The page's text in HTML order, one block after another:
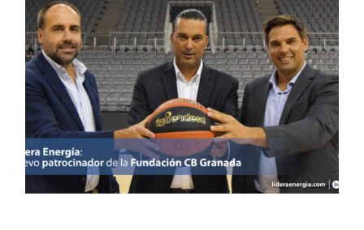
Actualidad
Contacto
ACCESO
La Fundación CB Granada
y Greening Group unen
fuerzas
Noticias Prensa